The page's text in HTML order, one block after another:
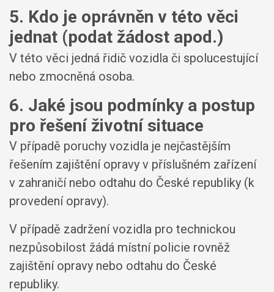
5. Kdo je oprávněn v této věci
jednat (podat žádost apod.)
V této věci jedná řidič vozidla či spolucestující
nebo zmocněná osoba.
6. Jaké jsou podmínky a postup
pro řešení životní situace
V případě poruchy vozidla je nejčastějším
řešením zajištění opravy v příslušném zařízení
v zahraničí nebo odtahu do České republiky (k
provedení opravy).
V případě zadržení vozidla pro technickou
nezpůsobilost žádá místní policie rovněž
zajištění opravy nebo odtahu do České
republiky.